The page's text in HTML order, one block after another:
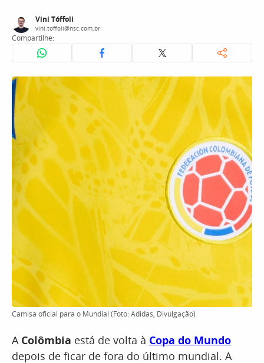
Vini Tóffoli
vini.toffoli@nsc.com.br
Compartilhe:
Camisa oficial para o Mundial (Foto: Adidas, Divulgação)
A Colômbia está de volta à Copa do Mundo
depois de ficar de fora do último mundial. A